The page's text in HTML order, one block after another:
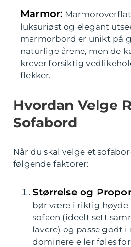
Marmor:
luksuriøst og elegant
marmorbord er unikt på
naturlige årene, men de
krever forsiktig
flekker.
Hvordan Velge
Sofabord
Når du skal velge et
følgende faktorer:
Størrelse og
bør være i riktig høyde
sofaen (ideelt sett
lavere) og passe godt
dominere eller føles